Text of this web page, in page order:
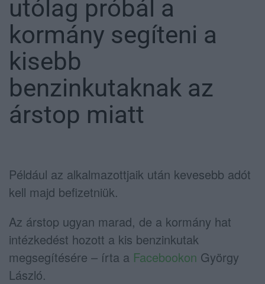
utólag próbál a
kormány segíteni a
kisebb
benzinkutaknak az
árstop miatt
Például az alkalmazottjaik után kevesebb adót
kell majd befizetniük.
Az árstop ugyan marad, de a kormány hat
intézkedést hozott a kis benzinkutak
megsegítésére – írta a Facebookon György
László.